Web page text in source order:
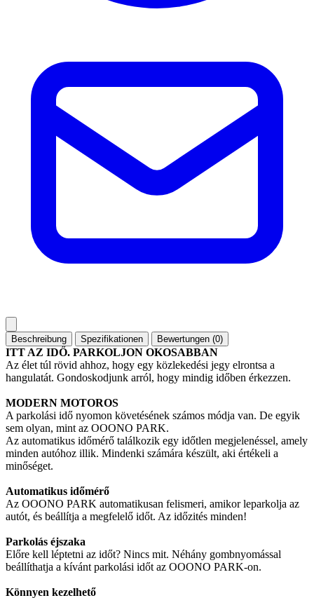
Beschreibung Spezifikationen Bewertungen (0)
ITT AZ IDŐ. PARKOLJON OKOSABBAN
Az élet túl rövid ahhoz, hogy egy közlekedési jegy elrontsa a
hangulatát. Gondoskodjunk arról, hogy mindig időben érkezzen.
MODERN MOTOROS
A parkolási idő nyomon követésének számos módja van. De egyik
sem olyan, mint az OOONO PARK.
Az automatikus időmérő találkozik egy időtlen megjelenéssel, amely
minden autóhoz illik. Mindenki számára készült, aki értékeli a
minőséget.
Automatikus időmérő
Az OOONO PARK automatikusan felismeri, amikor leparkolja az
autót, és beállítja a megfelelő időt. Az időzités minden!
Parkolás éjszaka
Előre kell léptetni az időt? Nincs mit. Néhány gombnyomással
beállíthatja a kívánt parkolási időt az OOONO PARK-on.
Könnyen kezelhető